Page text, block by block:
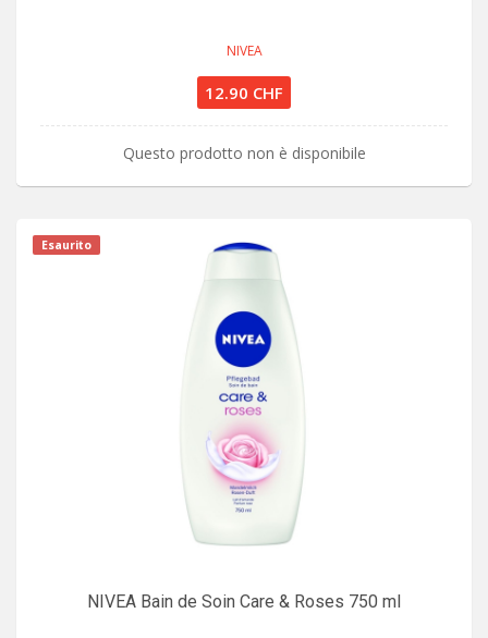
NIVEA
12.90 CHF
Questo prodotto non è disponibile
Esaurito
NIVEA Bain de Soin Care & Roses 750 ml